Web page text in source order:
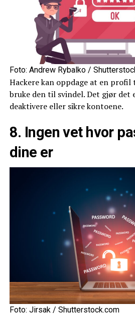
Foto: Andrew Rybalko /
Hackere kan oppdage at en profil
bruke den til svindel. Det gjør det
deaktivere eller sikre kontoene.
8. Ingen vet hvor
dine er
Foto: Jirsak / Shutterstock.com